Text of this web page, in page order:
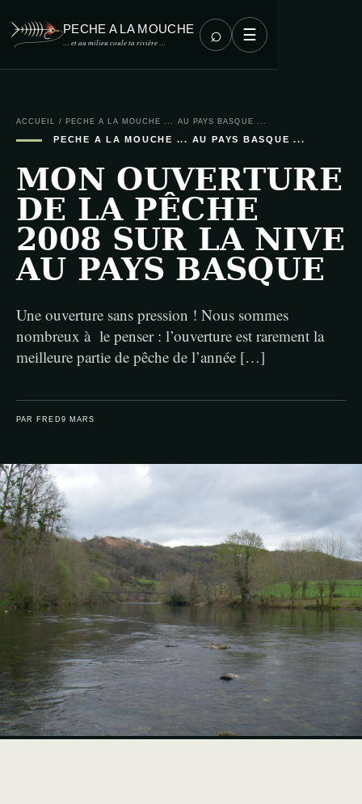
PECHE A LA MOUCHE
… et au milieu coule ta rivière … ⌕ ☰
ACCUEIL / PECHE A LA MOUCHE ... AU PAYS BASQUE ...
PECHE A LA MOUCHE ... AU PAYS BASQUE ...
MON OUVERTURE
DE LA PÊCHE
2008 SUR LA NIVE
AU PAYS BASQUE
Une ouverture sans pression ! Nous sommes
nombreux à le penser : l’ouverture est rarement la
meilleure partie de pêche de l’année […]
PAR FRED 9 MARS